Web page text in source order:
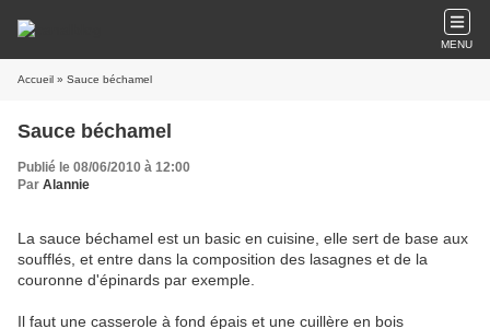
MENU
Accueil » Sauce béchamel
Sauce béchamel
Publié le 08/06/2010 à 12:00
Par Alannie
La sauce béchamel est un basic en cuisine, elle sert de base aux
soufflés, et entre dans la composition des lasagnes et de la
couronne d'épinards par exemple.
Il faut une casserole à fond épais et une cuillère en bois